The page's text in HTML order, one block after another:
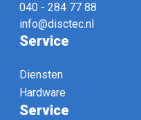
040 - 284 77 88
info@disctec.nl
Service
Diensten
Hardware
Service